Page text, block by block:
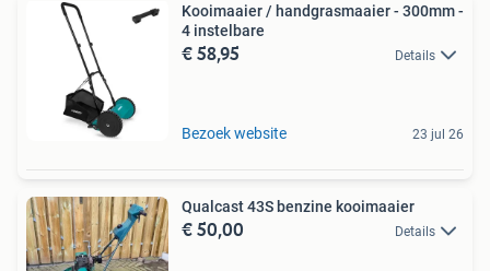
Kooimaaier / handgrasmaaier - 300mm -
4 instelbare
€ 58,95 Details
Bezoek website 23 jul 26
Qualcast 43S benzine kooimaaier
€ 50,00 Details